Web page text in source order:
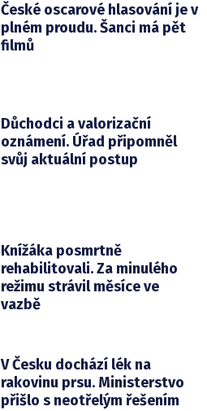
České oscarové hlasování je v
plném proudu. Šanci má pět
filmů
Důchodci a valorizační
oznámení. Úřad připomněl
svůj aktuální postup
Knížáka posmrtně
rehabilitovali. Za minulého
režimu strávil měsíce ve
vazbě
V Česku dochází lék na
rakovinu prsu. Ministerstvo
přišlo s neotřelým řešením